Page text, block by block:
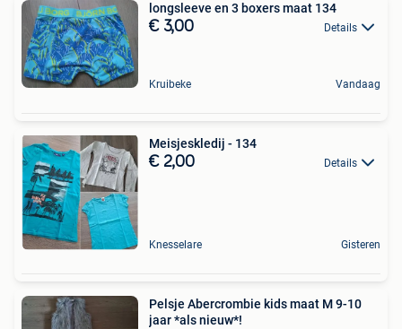
longsleeve en 3 boxers maat 134
€ 3,00 Details
Kruibeke Vandaag
Meisjeskledij - 134
€ 2,00 Details
Knesselare Gisteren
Pelsje Abercrombie kids maat M 9-10
jaar *als nieuw*!